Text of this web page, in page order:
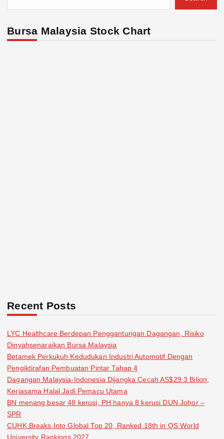
Bursa Malaysia Stock Chart
Recent Posts
LYC Healthcare Berdepan Penggantungan Dagangan, Risiko
Dinyahsenaraikan Bursa Malaysia
Betamek Perkukuh Kedudukan Industri Automotif Dengan
Pengiktirafan Pembuatan Pintar Tahap 4
Dagangan Malaysia-Indonesia Dijangka Cecah AS$29.3 Bilion,
Kerjasama Halal Jadi Pemacu Utama
BN menang besar 48 kerusi, PH hanya 8 kerusi DUN Johor –
SPR
CUHK Breaks Into Global Top 20, Ranked 18th in QS World
University Rankings 2027